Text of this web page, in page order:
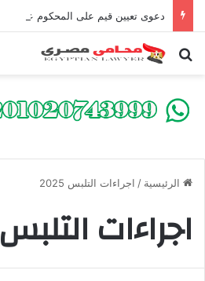
بحث عن
الرئيسية / اجراءات التلبس 2025
اجراءات التلبس 2025